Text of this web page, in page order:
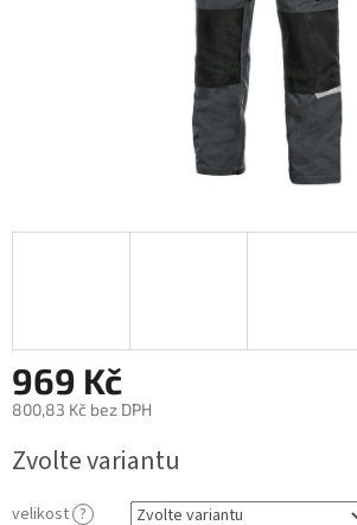
969 Kč
800,83 Kč bez DPH
cena:
Zvolte variantu
velikost ?